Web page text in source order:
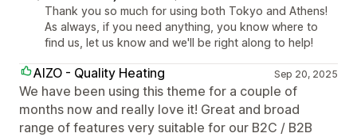
Thank you so much for using both Tokyo and Athens!
As always, if you need anything, you know where to
find us, let us know and we'll be right along to help!
AIZO - Quality Heating Sep 20, 2025
We have been using this theme for a couple of
months now and really love it! Great and broad
range of features very suitable for our B2C / B2B